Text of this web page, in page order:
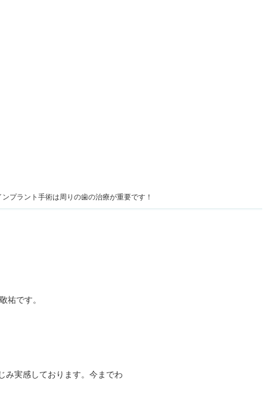
ンプラント手術は周りの歯の治療が重要です！
祐です。
み実感しております。今までわ